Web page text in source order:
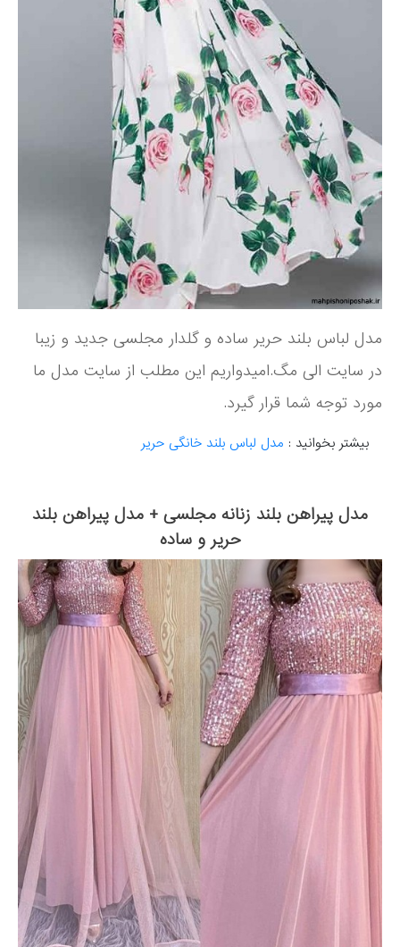
مدل لباس بلند حریر ساده و گلدار مجلسی جدید و زیبا
در سایت الی مگ.امیدواریم این مطلب از سایت مدل ما
مورد توجه شما قرار گیرد.
بیشتر بخوانید : مدل لباس بلند خانگی حریر
مدل پیراهن بلند زنانه مجلسی + مدل پیراهن بلند
حریر و ساده